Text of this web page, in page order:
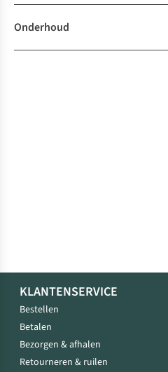
Onderhoud
KLANTENSERVICE
Bestellen
Betalen
Bezorgen & afhalen
Retourneren & ruilen